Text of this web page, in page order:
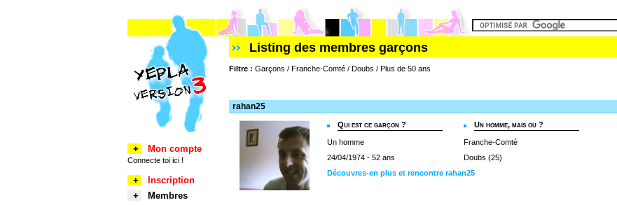
Listing des membres garçons
Filtre : Garçons / Franche-Comté / Doubs / Plus de 50 ans
rahan25
Qui est ce garçon ?
Un homme
24/04/1974 - 52 ans
Un homme, mais où ?
Franche-Comté
Doubs (25)
Découvres-en plus et rencontre rahan25
+ Mon compte
Connecte toi ici !
+
Inscription
+
Membres